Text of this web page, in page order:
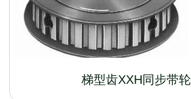
梯型齿XXH同步带轮